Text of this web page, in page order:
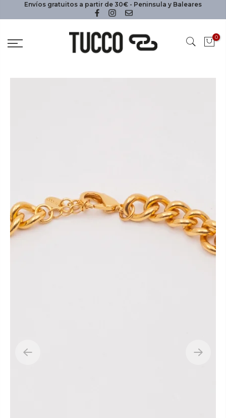
Envíos gratuitos a partir de 30€ - Peninsula y Baleares
0